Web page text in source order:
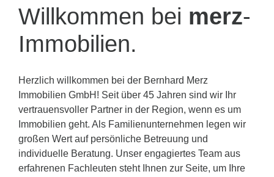
Willkommen bei merz-
Immobilien.
Herzlich willkommen bei der Bernhard Merz
Immobilien GmbH! Seit über 45 Jahren sind wir Ihr
vertrauensvoller Partner in der Region, wenn es um
Immobilien geht. Als Familienunternehmen legen wir
großen Wert auf persönliche Betreuung und
individuelle Beratung. Unser engagiertes Team aus
erfahrenen Fachleuten steht Ihnen zur Seite, um Ihre